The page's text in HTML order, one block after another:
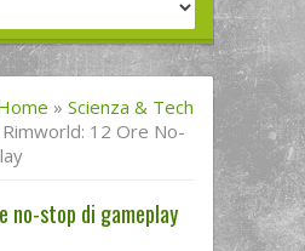
» Scienza & Tech
Rimworld: 12 Ore No-
no-stop di gameplay